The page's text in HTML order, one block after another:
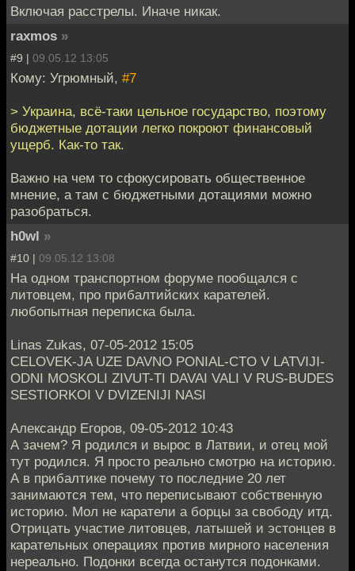
Включая расстрелы. Иначе никак.
raxmos »
#9 | 09.05.12 13:05
Кому: Угрюмный, #7
> Украина, всё-таки цельное государство, поэтому
бюджетные дотации легко покроют финансовый
ущерб. Как-то так.
Важно на чем то сфокусировать общественное
мнение, а там с бюджетными дотациями можно
разобраться.
h0wl »
#10 | 09.05.12 13:08
На одном транспортном форуме пообщался с
литовцем, про прибалтийских карателей.
любопытная переписка была.
Linas Zukas, 07-05-2012 15:05
CELOVEK-JA UZE DAVNO PONIAL-CTO V LATVIJI-
ODNI MOSKOLI ZIVUT-TI DAVAI VALI V RUS-BUDES
SESTIORKOI V DVIZENIJI NASI
Александр Егоров, 09-05-2012 10:43
А зачем? Я родился и вырос в Латвии, и отец мой
тут родился. Я просто реально смотрю на историю.
А в прибалтике почему то последние 20 лет
занимаются тем, что переписывают собственную
историю. Мол не каратели а борцы за свободу итд.
Отрицать участие литовцев, латышей и эстонцев в
карательных операциях против мирного населения
нереально. Подонки всегда останутся подонками.